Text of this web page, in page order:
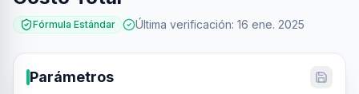
Fórmula Estándar Última verificación: 16 ene. 2025
Parámetros